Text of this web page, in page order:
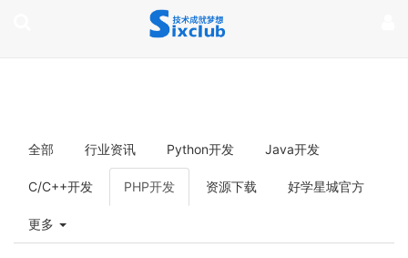
全部 行业资讯 Python开发 Java开发
C/C++开发 PHP开发 资源下载 好学星城官方
更多